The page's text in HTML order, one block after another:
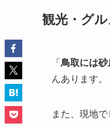
観光・グル
「 鳥取には砂
んあります。
また、現地